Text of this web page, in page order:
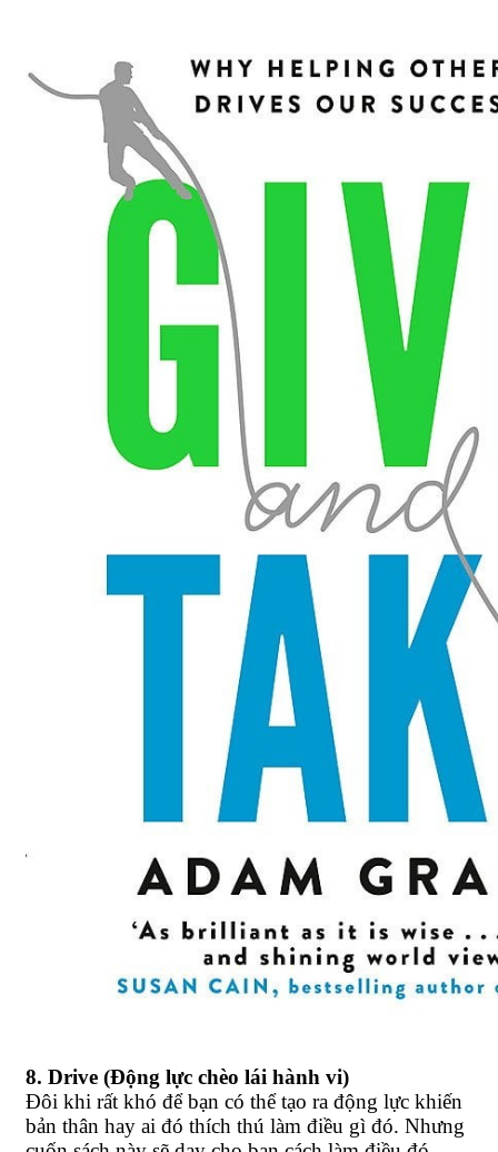
8. Drive (Động lực chèo lái hành vi)
Đôi khi rất khó để bạn có thể tạo ra động lực khiến
bản thân hay ai đó thích thú làm điều gì đó. Nhưng